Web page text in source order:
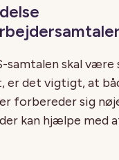
samtalen skal
er det vigtigt, at
forbereder sig
kan hjælpe med